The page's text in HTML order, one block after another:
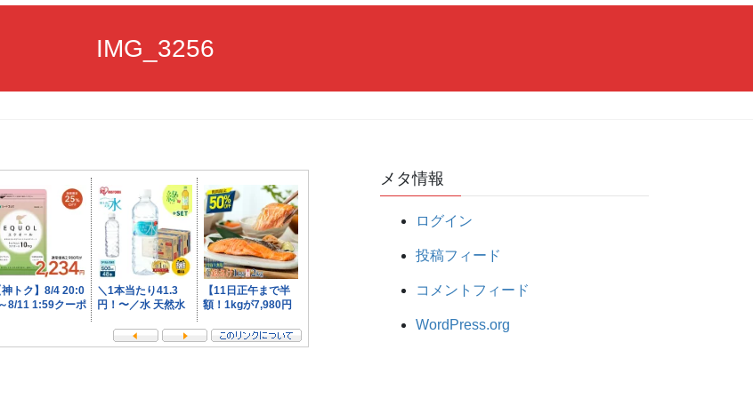
IMG_3256
メタ情報
ログイン
投稿フィード
コメントフィード
WordPress.org